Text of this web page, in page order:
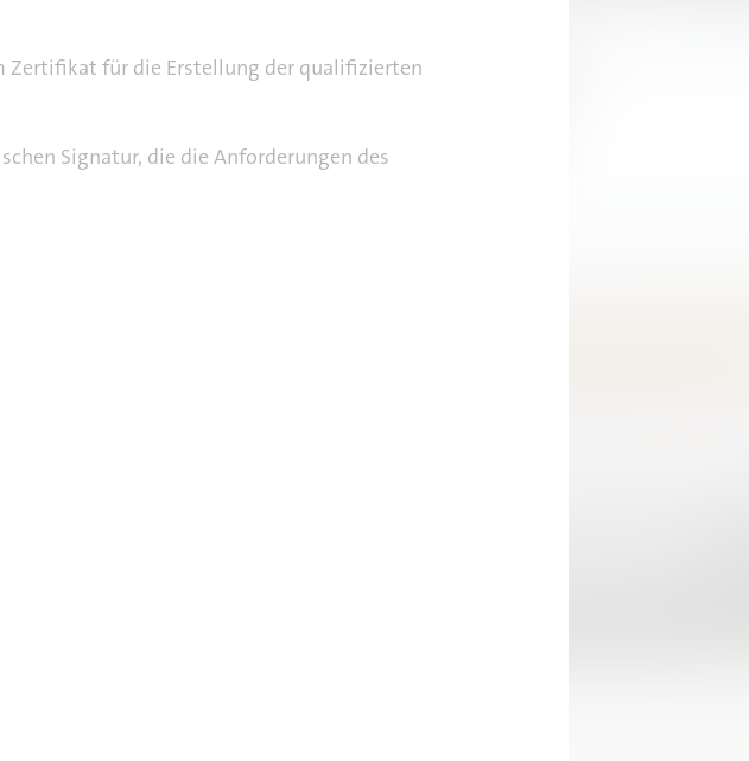
Zertifikat für die Erstellung der qualifizierten
Signatur, die die Anforderungen des